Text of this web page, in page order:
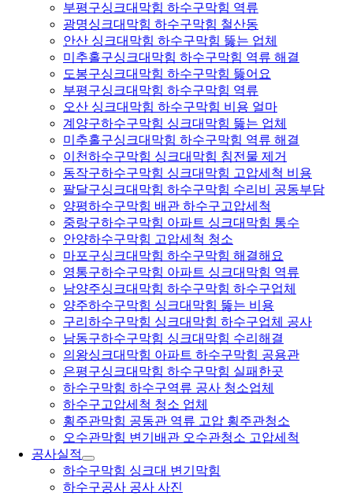
부평구싱크대막힘 하수구막힘 역류
광명싱크대막힘 하수구막힘 철산동
안산 싱크대막힘 하수구막힘 뚫는 업체
미추홀구싱크대막힘 하수구막힘 역류 해결
도봉구싱크대막힘 하수구막힘 뚫어요
부평구싱크대막힘 하수구막힘 역류
오산 싱크대막힘 하수구막힘 비용 얼마
계양구하수구막힘 싱크대막힘 뚫는 업체
미추홀구싱크대막힘 하수구막힘 역류 해결
이천하수구막힘 싱크대막힘 침전물 제거
동작구하수구막힘 싱크대막힘 고압세척 비용
팔달구싱크대막힘 하수구막힘 수리비 공동부담
양평하수구막힘 배관 하수구고압세척
중랑구하수구막힘 아파트 싱크대막힘 통수
안양하수구막힘 고압세척 청소
마포구싱크대막힘 하수구막힘 해결해요
영통구하수구막힘 아파트 싱크대막힘 역류
남양주싱크대막힘 하수구막힘 하수구업체
양주하수구막힘 싱크대막힘 뚫는 비용
구리하수구막힘 싱크대막힘 하수구업체 공사
남동구하수구막힘 싱크대막힘 수리해결
의왕싱크대막힘 아파트 하수구막힘 공용관
은평구싱크대막힘 하수구막힘 실패한곳
하수구막힘 하수구역류 공사 청소업체
하수구고압세척 청소 업체
횡주관막힘 공동관 역류 고압 횡주관청소
오수관막힘 변기배관 오수관청소 고압세척
공사실적
하수구막힘 싱크대 변기막힘
하수구공사 공사 사진